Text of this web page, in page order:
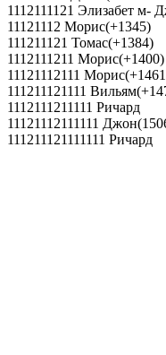
1112111121 Элизабет м-
11121112 Морис(+1345)
111211121 Томас(+1384)
1112111211 Морис(+1400)
11121112111
111211121111
1112111211111 Ричард
11121112111111
111211121111111 Ричард